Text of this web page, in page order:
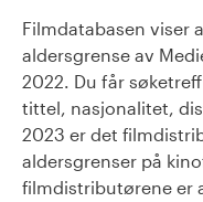
Filmdatabasen viser
aldersgrense av
2022. Du får
tittel, nasjonalitet,
2023 er det
aldersgrenser på
filmdistributørene er